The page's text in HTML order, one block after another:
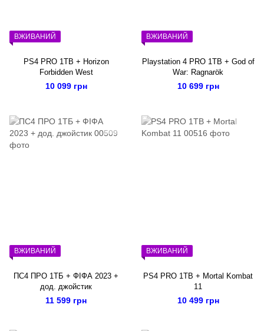
ВЖИВАНИЙ
PS4 PRO 1TB + Horizon
Forbidden West
10 099 грн
ВЖИВАНИЙ
Playstation 4 PRO 1TB + God of
War: Ragnarök
10 699 грн
ВЖИВАНИЙ
ПС4 ПРО 1ТБ + ФІФА 2023 +
дод. джойстик
11 599 грн
ВЖИВАНИЙ
PS4 PRO 1TB + Mortal Kombat
11
10 499 грн